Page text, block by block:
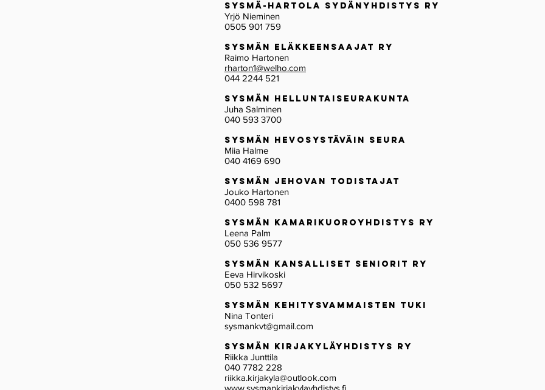
Sysmä-Hartola Sydänyhdistys ry
Yrjö Nieminen
0505 901 759
Sysmän Eläkkeensaajat ry
Raimo Hartonen
rharton1@welho.com
044 2244 521
Sysmän Helluntaiseurakunta
Juha Salminen
040 593 3700
Sysmän Hevosystäväin Seura
Miia Halme
040 4169 690
Sysmän Jehovan todistajat
Jouko Hartonen
0400 598 781
Sysmän Kamarikuoroyhdistys ry
Leena Palm
050 536 9577
Sysmän Kansalliset Seniorit ry
Eeva Hirvikoski
050 532 5697
Sysmän Kehitysvammaisten Tuki
Nina Tonteri
sysmankvt@gmail.com
Sysmän Kirjakyläyhdistys ry
Riikka Junttila
040 7782 228
riikka.kirjakyla@outlook.com
www.sysmankirjakylayhdistys.fi